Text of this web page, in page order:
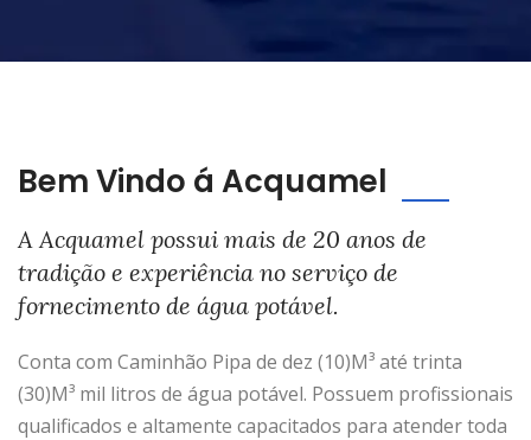
Bem Vindo á Acquamel
A Acquamel possui mais de 20 anos de
tradição e experiência no serviço de
fornecimento de água potável.
Conta com Caminhão Pipa de dez (10)M³ até trinta
(30)M³ mil litros de água potável. Possuem profissionais
qualificados e altamente capacitados para atender toda